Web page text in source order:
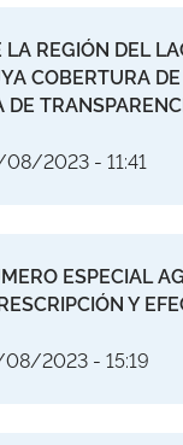
LA REGIÓN DEL
COBERTURA
DE
2023 - 11:41
ESPECIAL
Y
2023 - 15:19